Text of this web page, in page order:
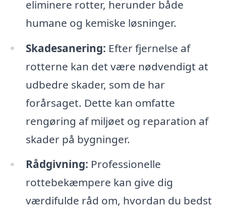
eliminere rotter, herunder både
humane og kemiske løsninger.
Skadesanering: Efter fjernelse af
rotterne kan det være nødvendigt at
udbedre skader, som de har
forårsaget. Dette kan omfatte
rengøring af miljøet og reparation af
skader på bygninger.
Rådgivning: Professionelle
rottebekæmpere kan give dig
værdifulde råd om, hvordan du bedst